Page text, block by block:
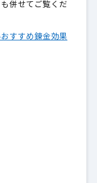
併せてご覧くだ
すすめ錬金効果